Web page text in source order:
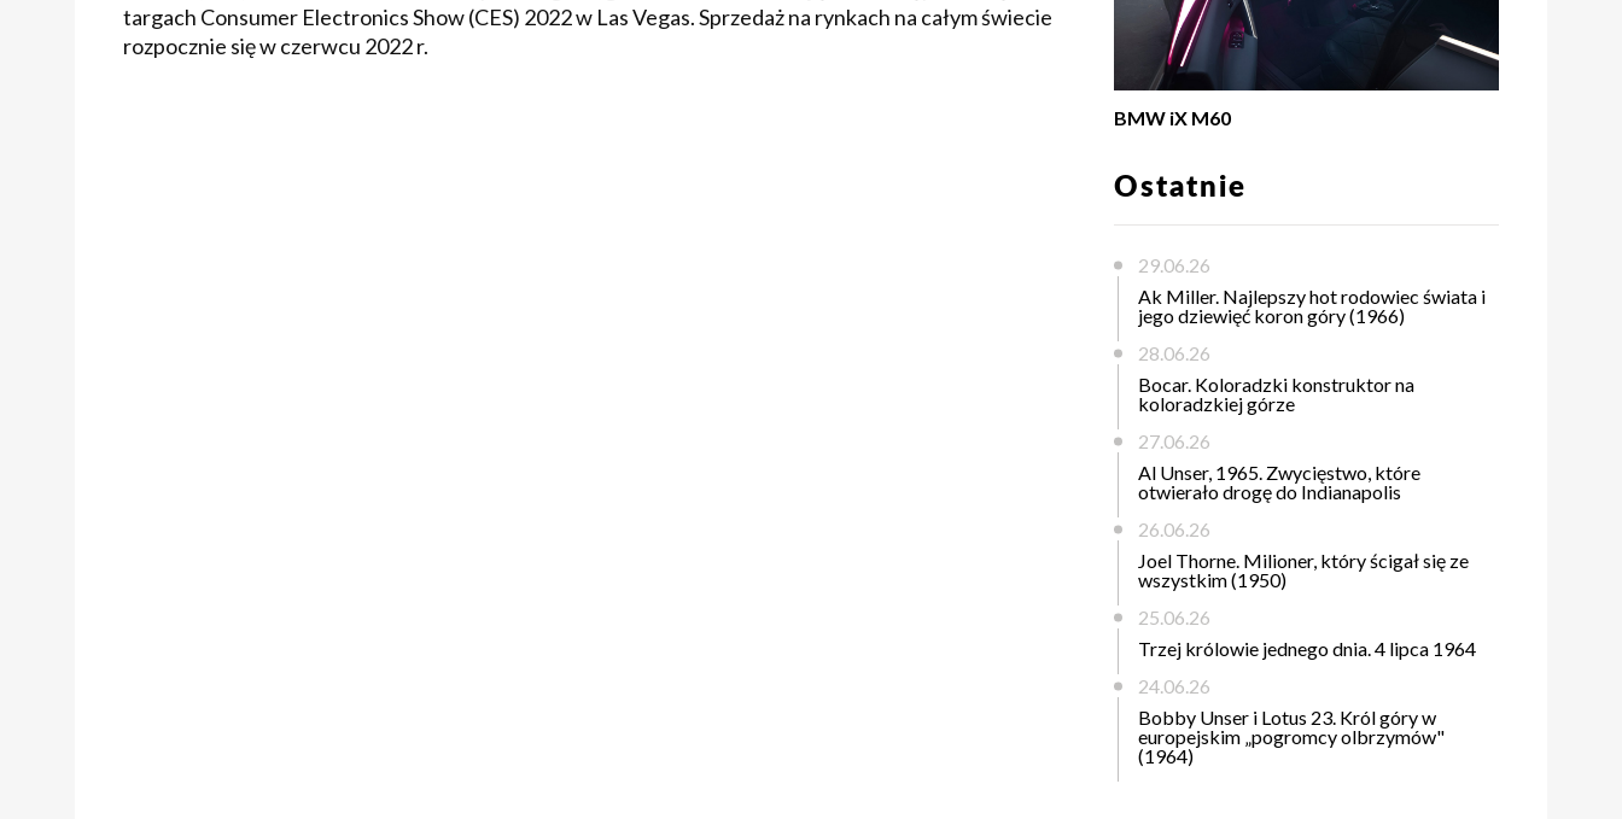
targach Consumer Electronics Show (CES) 2022 w Las Vegas. Sprzedaż na rynkach na całym świecie
rozpocznie się w czerwcu 2022 r.
BMW iX M60
Ostatnie
29.06.26
Ak Miller. Najlepszy hot rodowiec świata i
jego dziewięć koron góry (1966)
28.06.26
Bocar. Koloradzki konstruktor na
koloradzkiej górze
27.06.26
Al Unser, 1965. Zwycięstwo, które
otwierało drogę do Indianapolis
26.06.26
Joel Thorne. Milioner, który ścigał się ze
wszystkim (1950)
25.06.26
Trzej królowie jednego dnia. 4 lipca 1964
24.06.26
Bobby Unser i Lotus 23. Król góry w
europejskim „pogromcy olbrzymów"
(1964)